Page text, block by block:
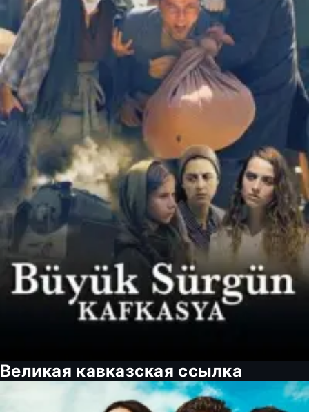
Великая кавказская ссылка